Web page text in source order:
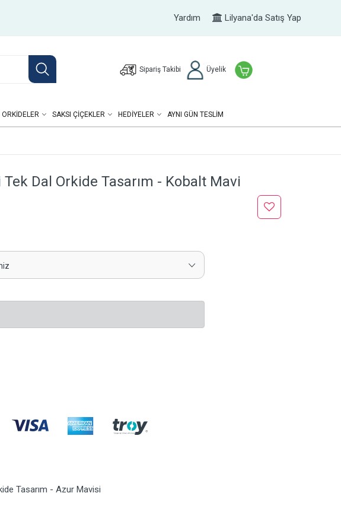
Yardım Lilyana'da Satış Yap
Sipariş Takibi Üyelik
ORKIDELER SAKSI ÇIÇEKLER HEDIYELER AYNI GÜN TESLİM
Dal Orkide Tasarım - Kobalt Mavi
Tasarım - Azur Mavisi